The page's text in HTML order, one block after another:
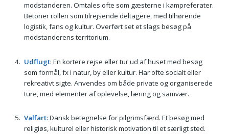
modstanderen. Omtales ofte som gæsterne i kampreferater.
Betoner rollen som tilrejsende deltagere, med tilhørende
logistik, fans og kultur. Overført set et slags besøg på
modstanderens territorium.
Udflugt: En kortere rejse eller tur ud af huset med besøg
som formål, fx i natur, by eller kultur. Har ofte socialt eller
rekreativt sigte. Anvendes om både private og organiserede
ture, med elementer af oplevelse, læring og samvær.
Valfart: Dansk betegnelse for pilgrimsfærd. Et besøg med
religiøs, kulturel eller historisk motivation til et særligt sted.